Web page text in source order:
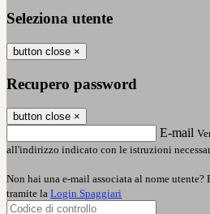
Seleziona utente
button close ×
Recupero password
button close ×
E-mail
all'indirizzo indicato con le istruzioni
Non hai una e-mail associata al nome utente?
tramite la Login Spaggiari